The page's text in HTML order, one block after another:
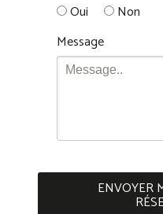
Oui
Non
Message
ENVOYER